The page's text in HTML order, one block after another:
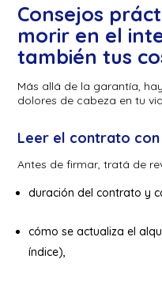
Consejos
morir en el
también tus
Más allá de la garantía,
dolores de cabeza en tu
Leer el contrato
Antes de firmar, tratá de
duración del contrato y
cómo se actualiza el
índice),